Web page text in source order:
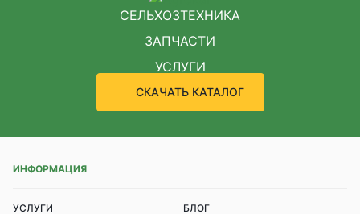
СЕЛЬХОЗТЕХНИКА
ЗАПЧАСТИ
УСЛУГИ
СКАЧАТЬ КАТАЛОГ
ИНФОРМАЦИЯ
УСЛУГИ БЛОГ